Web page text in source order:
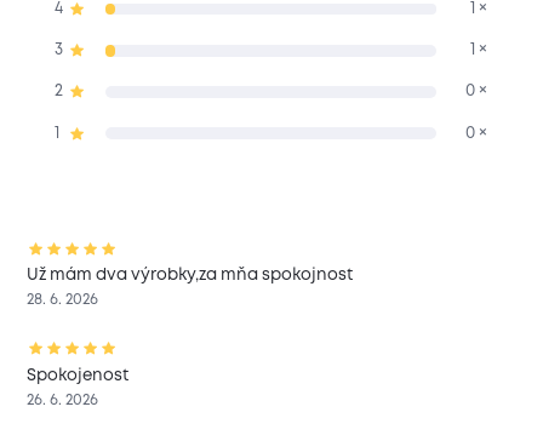
4 1 ×
3 1 ×
2 0 ×
0 ×
Už mám dva výrobky,za mňa spokojnost
28. 6. 2026
Spokojenost
26. 6. 2026